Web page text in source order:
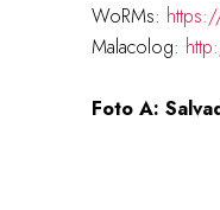
WoRMs:
Malacolog:
Foto A: